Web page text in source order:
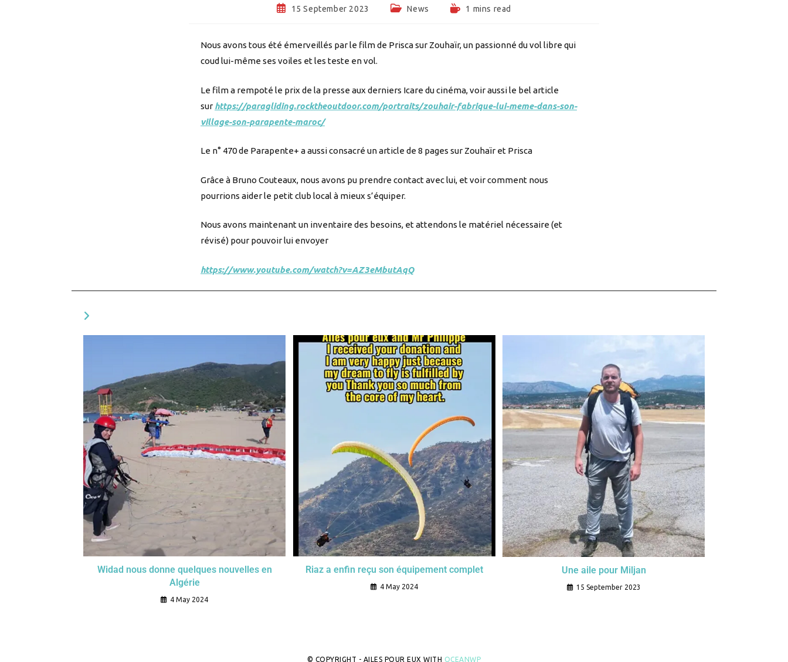
Post15 September 2023
PostNews
Reading1 mins read
Nous avons tous été émerveillés par le film de Prisca sur Zouhaïr, un passionné du vol libre qui
coud lui-même ses voiles et les teste en vol.
Le film a rempoté le prix de la presse aux derniers Icare du cinéma, voir aussi le bel article
sur https://paragliding.rocktheoutdoor.com/portraits/zouhair-fabrique-lui-meme-dans-son-
village-son-parapente-maroc/
Le n° 470 de Parapente+ a aussi consacré un article de 8 pages sur Zouhaïr et Prisca
Grâce à Bruno Couteaux, nous avons pu prendre contact avec lui, et voir comment nous
pourrions aider le petit club local à mieux s’équiper.
Nous avons maintenant un inventaire des besoins, et attendons le matériel nécessaire (et
révisé) pour pouvoir lui envoyer
https://www.youtube.com/watch?v=AZ3eMbutAqQ
Widad nous donne quelques nouvelles en
Algérie
4 May 2024
Riaz a enfin reçu son équipement complet
4 May 2024
Une aile pour Miljan
15 September 2023
© COPYRIGHT - AILES POUR EUX WITH OCEANWP